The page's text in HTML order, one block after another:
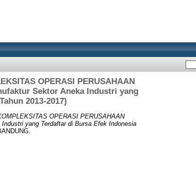
OPERASI PERUSAHAAN
Sektor Aneka Industri yang
2013-2017)
OPERASI PERUSAHAAN
yang Terdaftar di Bursa Efek Indonesia